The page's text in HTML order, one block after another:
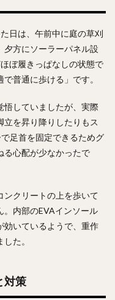
日は、午前中に庭の草刈
夕方にソーラーパネル設
ぼ履きっぱなしの状態で
普通に歩ける」です。
悟していましたが、実際
を昇り降りしたりもス
足首を固定できるためグ
る心配が少なかったで
ンクリートの上を歩いて
。内部のEVAインソール
効いているようで、重作
た。
対策